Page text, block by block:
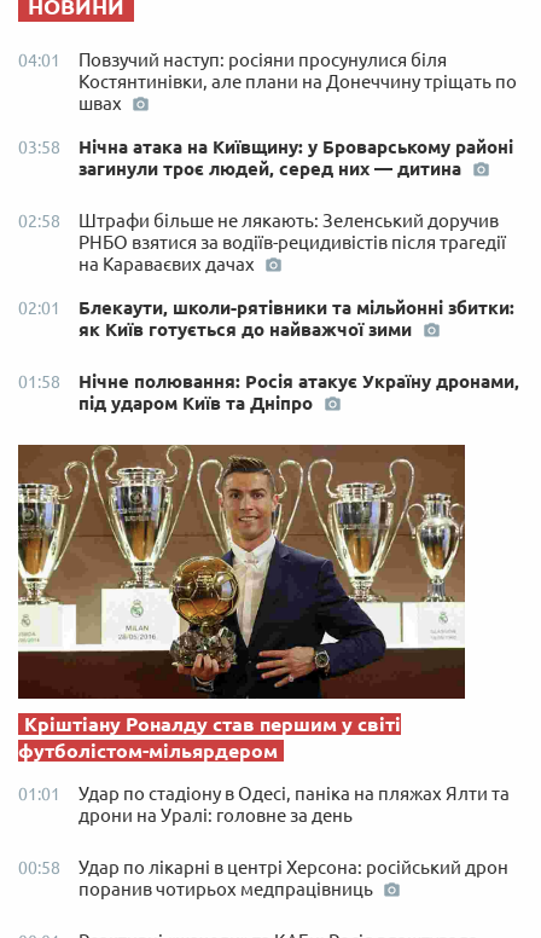
НОВИНИ
04:01
Повзучий наступ: росіяни просунулися біля
Костянтинівки, але плани на Донеччину тріщать по
швах
03:58
Нічна атака на Київщину: у Броварському районі
загинули троє людей, серед них — дитина
02:58
Штрафи більше не лякають: Зеленський доручив
РНБО взятися за водіїв-рецидивістів після трагедії
на Караваєвих дачах
02:01
Блекаути, школи-рятівники та мільйонні збитки:
як Київ готується до найважчої зими
01:58
Нічне полювання: Росія атакує Україну дронами,
під ударом Київ та Дніпро
Кріштіану Роналду став першим у світі
футболістом-мільярдером
01:01
Удар по стадіону в Одесі, паніка на пляжах Ялти та
дрони на Уралі: головне за день
00:58
Удар по лікарні в центрі Херсона: російський дрон
поранив чотирьох медпрацівниць